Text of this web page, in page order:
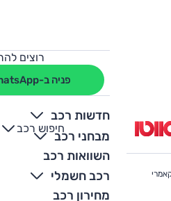
רוצים
פניה ב-WhatsApp
חדשות רכב
מבחני רכב
השוואות רכב
רכב חשמלי
מחירון רכב
חיפוש רכב
+
-